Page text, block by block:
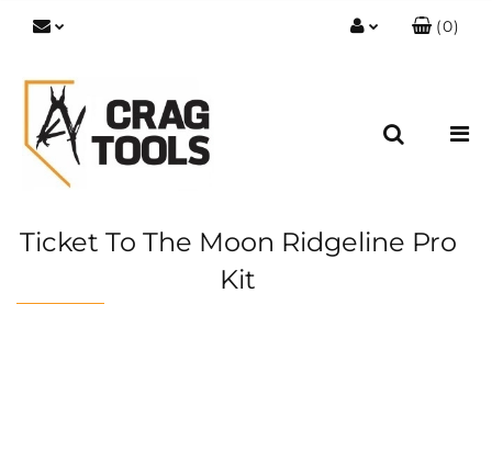
(0)
Ticket To The Moon Ridgeline Pro
Kit